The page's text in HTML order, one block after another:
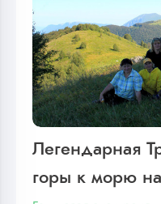
Легендарная
горы к морю